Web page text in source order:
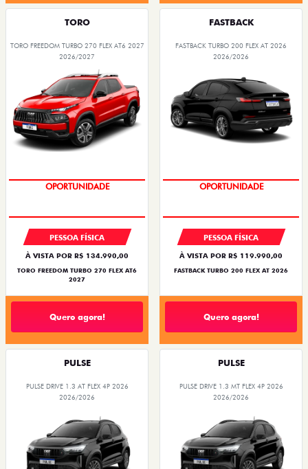
TORO
TORO FREEDOM TURBO 270 FLEX AT6 2027
2026/2027
PESSOA FÍSICA
À VISTA POR R$ 134.990,00
TORO FREEDOM TURBO 270 FLEX AT6
2027
Quero agora!
FASTBACK
FASTBACK TURBO 200 FLEX AT 2026
2026/2026
OPORTUNIDADE
PESSOA FÍSICA
À VISTA POR R$ 119.990,00
FASTBACK TURBO 200 FLEX AT 2026
Quero agora!
PULSE
PULSE DRIVE 1.3 AT FLEX 4P 2026
2026/2026
PULSE
PULSE DRIVE 1.3 MT FLEX 4P 2026
2026/2026